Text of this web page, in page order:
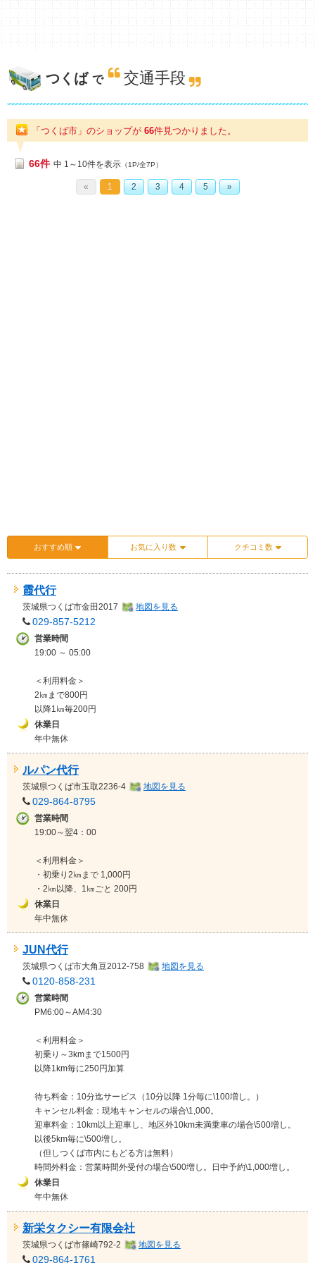
つくば で 交通手段
「つくば市」のショップが 66件見つかりました。
66件 中 1～10件を表示 （1P/全7P）
« 1 2 3 4 5 »
おすすめ順 お気に入り数 クチコミ数
霞代行
茨城県つくば市金田2017 地図を見る
029-857-5212
営業時間
19:00 ～ 05:00
＜利用料金＞
2㎞まで800円
以降1㎞毎200円
休業日
年中無休
ルパン代行
茨城県つくば市玉取2236-4 地図を見る
029-864-8795
営業時間
19:00～翌4：00
＜利用料金＞
・初乗り2㎞まで 1,000円
・2㎞以降、1㎞ごと 200円
休業日
年中無休
JUN代行
茨城県つくば市大角豆2012-758 地図を見る
0120-858-231
営業時間
PM6:00～AM4:30
＜利用料金＞
初乗り～3kmまで1500円
以降1km毎に250円加算
待ち料金：10分迄サービス（10分以降 1分毎に\100増し。）
キャンセル料金：現地キャンセルの場合\1,000。
迎車料金：10km以上迎車し、地区外10km未満乗車の場合\500増し。
以後5km毎に\500増し。
（但しつくば市内にもどる方は無料）
時間外料金：営業時間外受付の場合\500増し。日中予約\1,000増し。
休業日
年中無休
新栄タクシー有限会社
茨城県つくば市篠崎792-2 地図を見る
029-864-1761